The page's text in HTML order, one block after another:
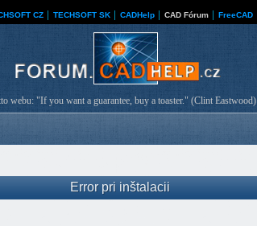
CZ TECHSOFT SK CADHelp CAD Fórum FreeCAD
webu: "If you want a guarantee, buy a toaster." (Clint Eastwood)
Error pri inštalacii